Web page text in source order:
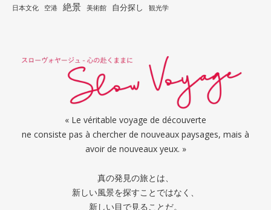
日本文化 空港 絶景 美術館 自分探し 観光学
« Le véritable voyage de découverte
ne consiste pas à chercher de nouveaux paysages, mais à
avoir de nouveaux yeux. »
真の発見の旅とは、
新しい風景を探すことではなく、
新しい目で見ることだ。